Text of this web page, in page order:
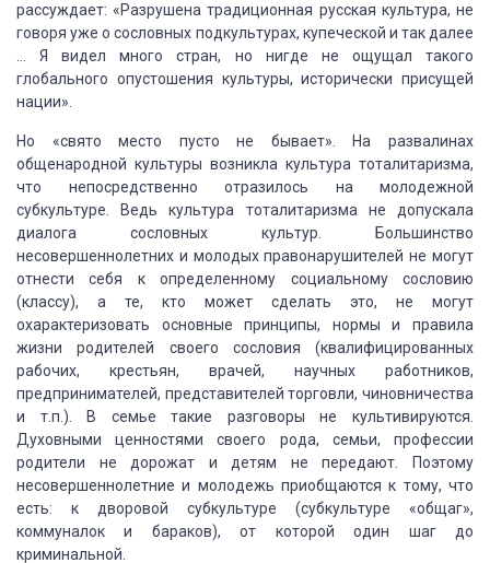
рассуждает: «Разрушена традиционная русская культура, не
говоря уже о сословных подкультурах, купеческой и так далее
… Я видел много стран, но нигде не ощущал такого
глобального опустошения культуры, исторически присущей
нации».
Но «свято место пусто не бывает». На развалинах
общенародной культуры возникла культура тоталитаризма,
что непосредственно отразилось на молодежной
субкультуре. Ведь культура тоталитаризма не допускала
диалога сословных культур.
Большинство
несовершеннолетних и молодых правонарушителей не могут
отнести себя к определенному социальному сословию
(классу), а те, кто может сделать это, не могут
охарактеризовать основные принципы, нормы и правила
жизни родителей своего сословия (квалифицированных
рабочих, крестьян, врачей, научных работников,
предпринимателей, представителей торговли, чиновничества
и т.п.). В семье такие разговоры не культивируются.
Духовными ценностями своего рода, семьи, профессии
родители не дорожат и детям не передают. Поэтому
несовершеннолетние и молодежь приобщаются к тому, что
есть: к дворовой субкультуре (субкультуре «общаг»,
коммуналок и бараков), от которой один шаг до
криминальной.